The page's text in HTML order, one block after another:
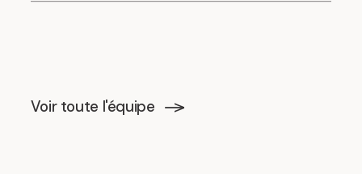
Voir toute l'équipe